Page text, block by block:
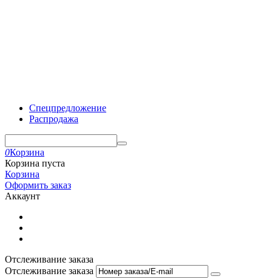
Спецпредложение
Распродажа
0Корзина
Корзина пуста
Корзина
Оформить заказ
Аккаунт
Отслеживание заказа
Отслеживание заказа